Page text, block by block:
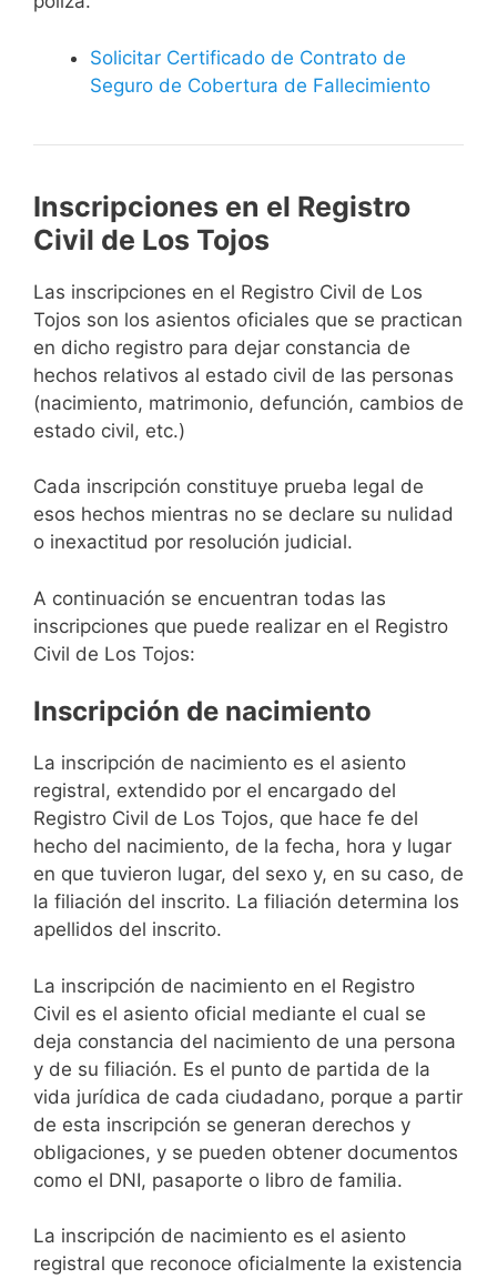
Solicitar Certificado de Contrato de
Seguro de Cobertura de Fallecimiento
Inscripciones en el Registro
Civil de Los Tojos
Las inscripciones en el Registro Civil de Los
Tojos son los asientos oficiales que se practican
en dicho registro para dejar constancia de
hechos relativos al estado civil de las personas
(nacimiento, matrimonio, defunción, cambios de
estado civil, etc.)
Cada inscripción constituye prueba legal de
esos hechos mientras no se declare su nulidad
o inexactitud por resolución judicial.
A continuación se encuentran todas las
inscripciones que puede realizar en el Registro
Civil de Los Tojos:
Inscripción de nacimiento
La inscripción de nacimiento es el asiento
registral, extendido por el encargado del
Registro Civil de Los Tojos, que hace fe del
hecho del nacimiento, de la fecha, hora y lugar
en que tuvieron lugar, del sexo y, en su caso, de
la filiación del inscrito. La filiación determina los
apellidos del inscrito.
La inscripción de nacimiento en el Registro
Civil es el asiento oficial mediante el cual se
deja constancia del nacimiento de una persona
y de su filiación. Es el punto de partida de la
vida jurídica de cada ciudadano, porque a partir
de esta inscripción se generan derechos y
obligaciones, y se pueden obtener documentos
como el DNI, pasaporte o libro de familia.
La inscripción de nacimiento es el asiento
registral que reconoce oficialmente la existencia